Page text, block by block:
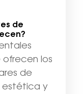
de
ofrecen los
de
estética y